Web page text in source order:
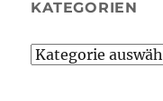
KATEGORIEN
Kategorien